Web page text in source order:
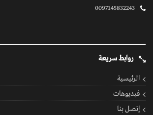
0097145832243
روابط سريعة
الرئيسية
فيديوهات
إتصل بنا